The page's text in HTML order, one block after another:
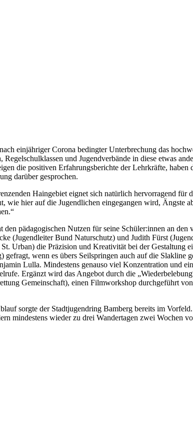
einjähriger Corona bedingter Unterbrechung das
und Jugendverbände in diese etwas
die positiven Erfahrungsberichte der Lehrkräfte, haben
darüber gesprochen.
Haingebiet eignet sich natürlich hervorragend
wie hier auf die Jugendlichen eingegangen wird, Ängste
pädagogischen Nutzen für seine Schüler:innen an
(Jugendleiter Bund Naturschutz) und Judith Fürst
Urban) die Präzision und Kreativität bei der Gestaltung
wenn es übers Seilspringen auch auf die Slakline
Lulla. Mindestens genauso viel Konzentration und
Ergänzt wird das Angebot durch die
Gemeinschaft), einen Filmworkshop durchgeführt
sorgte der Stadtjugendring Bamberg bereits im
mindestens wieder zu drei Wandertagen zwei Wochen